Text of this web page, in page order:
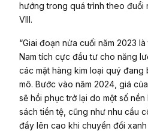
hướng trong quá trình theo đuổi
VIII.
“Giai đoạn nửa cuối năm 2023 là thời gian thích hợp để Việt
Nam tích cực đầu tư cho năng
các mặt hàng kim loại quý đang
mô. Bước vào năm 2024, giá
sẽ hồi phục trở lại do một số
sách tiền tệ, cũng như nhu cầu
đẩy lên cao khi chuyển đổi